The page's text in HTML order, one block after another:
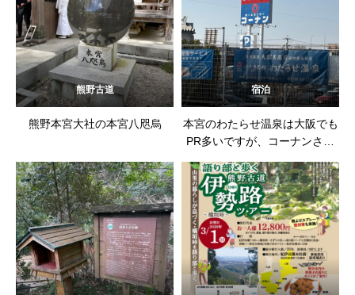
熊野古道
熊野本宮大社の本宮八咫烏
宿泊
本宮のわたらせ温泉は大阪でも
PR多いですが、コーナンさん